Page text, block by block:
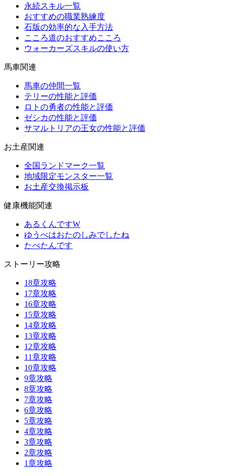
永続スキル一覧
おすすめの職業熟練度
石版の効率的な入手方法
こころ道のおすすめこころ
ウォーカーズスキルの使い方
馬車関連
馬車の仲間一覧
テリーの性能と評価
ロトの勇者の性能と評価
ゼシカの性能と評価
サマルトリアの王女の性能と評価
お土産関連
全国ランドマーク一覧
地域限定モンスター一覧
お土産交換掲示板
健康機能関連
あるくんですW
ゆうべはおたのしみでしたね
たべたんです
ストーリー攻略
18章攻略
17章攻略
16章攻略
15章攻略
14章攻略
13章攻略
12章攻略
11章攻略
10章攻略
9章攻略
8章攻略
7章攻略
6章攻略
5章攻略
4章攻略
3章攻略
2章攻略
1章攻略